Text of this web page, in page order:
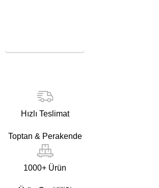
Hızlı Teslimat
Toptan & Perakende
1000+ Ürün